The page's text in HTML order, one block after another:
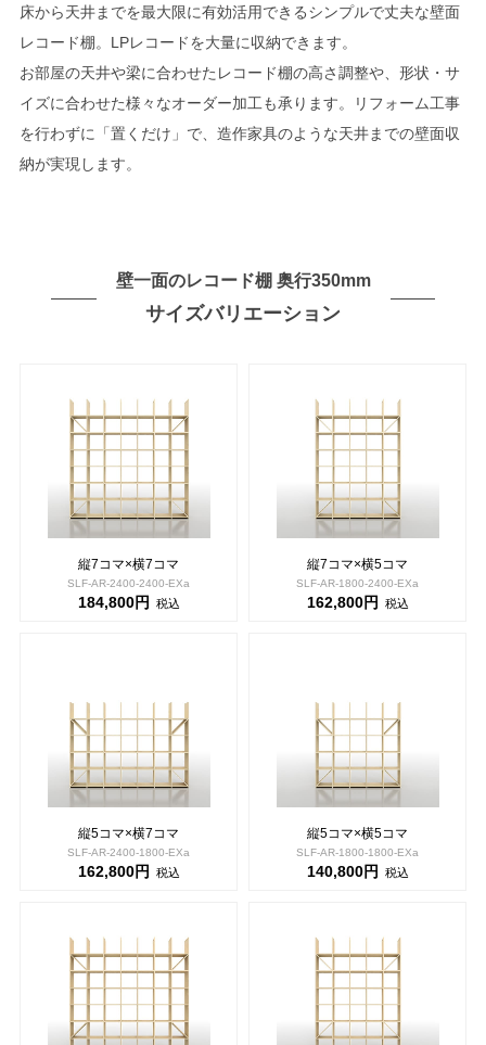
床から天井までを最大限に有効活用できるシンプルで丈夫な壁面
レコード棚。LPレコードを大量に収納できます。
お部屋の天井や梁に合わせたレコード棚の高さ調整や、形状・サ
イズに合わせた様々なオーダー加工も承ります。リフォーム工事
を行わずに「置くだけ」で、造作家具のような天井までの壁面収
納が実現します。
壁一面のレコード棚 奥行350mm
サイズバリエーション
縦7コマ×横7コマ
SLF-AR-2400-2400-EXa
184,800円 税込
縦7コマ×横5コマ
SLF-AR-1800-2400-EXa
162,800円 税込
縦5コマ×横7コマ
SLF-AR-2400-1800-EXa
162,800円 税込
縦5コマ×横5コマ
SLF-AR-1800-1800-EXa
140,800円 税込